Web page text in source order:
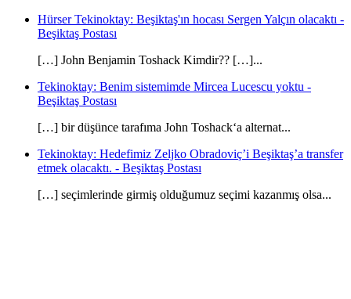
Hürser Tekinoktay: Beşiktaş'ın hocası Sergen Yalçın olacaktı -
Beşiktaş Postası
[…] John Benjamin Toshack Kimdir?? […]...
Tekinoktay: Benim sistemimde Mircea Lucescu yoktu -
Beşiktaş Postası
[…] bir düşünce tarafıma John Toshack‘a alternat...
Tekinoktay: Hedefimiz Zeljko Obradoviç’i Beşiktaş’a transfer
etmek olacaktı. - Beşiktaş Postası
[…] seçimlerinde girmiş olduğumuz seçimi kazanmış olsa...